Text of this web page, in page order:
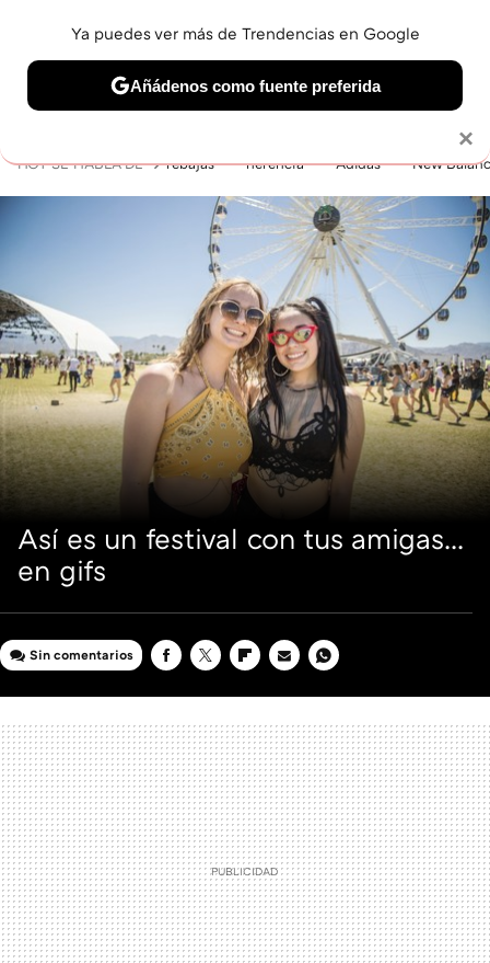
BELLEZA SHOPPING VIAJES GASTRO SNEAKERS
HOY SE HABLA DE rebajas herencia Adidas New
Así es un festival con tus amigas...
en gifs
Sin comentarios
×
Ya puedes ver más de Trendencias en Google
Añádenos como fuente preferida